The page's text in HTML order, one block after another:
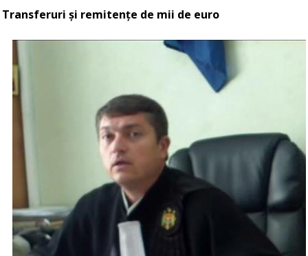
Transferuri și remitențe de mii de euro